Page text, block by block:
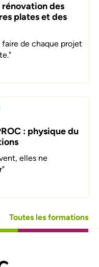
rénovation des
plates et des
de chaque projet
: physique du
elles ne
Toutes les formations